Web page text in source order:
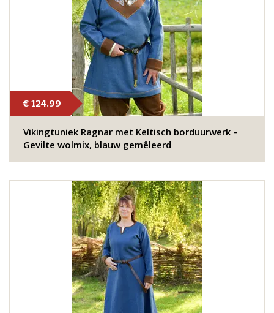
€ 124.99
Vikingtuniek Ragnar met Keltisch borduurwerk –
Gevilte wolmix, blauw gemêleerd